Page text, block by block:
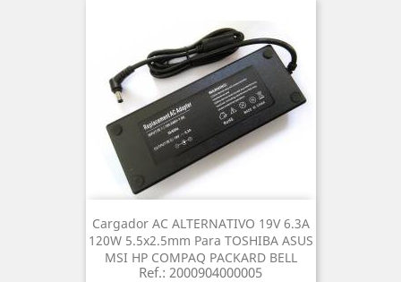
Cargador AC ALTERNATIVO 19V 6.3A
120W 5.5x2.5mm Para TOSHIBA ASUS
MSI HP COMPAQ PACKARD BELL
Ref.: 2000904000005